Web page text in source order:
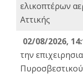
ελικοπτέρων
Αττικής
02/08/2026,
την